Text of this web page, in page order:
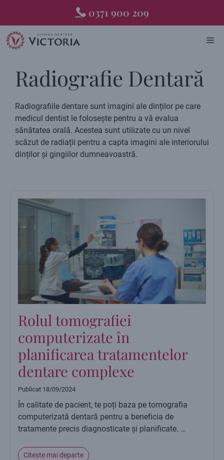
content
0371 900 209
Radiografie Dentară
Radiografiile dentare sunt imagini ale dinților pe care
medicul dentist le folosește pentru a vă evalua
sănătatea orală. Acestea sunt utilizate cu un nivel
scăzut de radiații pentru a capta imagini ale interiorului
dinților și gingiilor dumneavoastră.
Rolul tomografiei
computerizate în
planificarea tratamentelor
dentare complexe
Publicat 18/09/2024
În calitate de pacient, te poți baza pe tomografia
computerizată dentară pentru a beneficia de
tratamente precis diagnosticate și planificate. …
Citeste mai departe